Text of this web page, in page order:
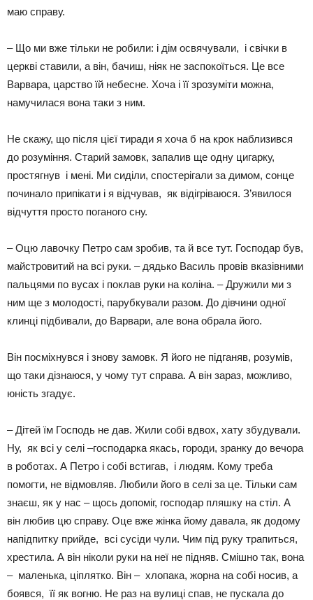
маю справу.
– Що ми вже тільки не робили: і дім освячували, і свічки в
церкві ставили, а він, бачиш, ніяк не заспокоїться. Це все
Варвара, царство їй небесне. Хоча і її зрозуміти можна,
намучилася вона таки з ним.
Не скажу, що після цієї тиради я хоча б на крок наблизився
до розуміння. Старий замовк, запалив ще одну цигарку,
простягнув і мені. Ми сиділи, спостерігали за димом, сонце
починало припікати і я відчував, як відігріваюся. З’явилося
відчуття просто поганого сну.
– Оцю лавочку Петро сам зробив, та й все тут. Господар був,
майстровитий на всі руки. – дядько Василь провів вказівними
пальцями по вусах і поклав руки на коліна. – Дружили ми з
ним ще з молодості, парубкували разом. До дівчини одної
клинці підбивали, до Варвари, але вона обрала його.
Він посміхнувся і знову замовк. Я його не підганяв, розумів,
що таки дізнаюся, у чому тут справа. А він зараз, можливо,
юність згадує.
– Дітей їм Господь не дав. Жили собі вдвох, хату збудували.
Ну, як всі у селі –господарка якась, городи, зранку до вечора
в роботах. А Петро і собі встигав, і людям. Кому треба
помогти, не відмовляв. Любили його в селі за це. Тільки сам
знаєш, як у нас – щось допоміг, господар пляшку на стіл. А
він любив цю справу. Оце вже жінка йому давала, як додому
напідпитку прийде, всі сусіди чули. Чим під руку трапиться,
хрестила. А він ніколи руки на неї не підняв. Смішно так, вона
– маленька, ціплятко. Він – хлопака, жорна на собі носив, а
боявся, її як вогню. Не раз на вулиці спав, не пускала до